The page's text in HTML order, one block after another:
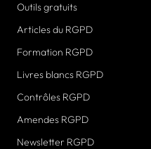
Outils gratuits
Articles du RGPD
Formation RGPD
Livres blancs RGPD
Contrôles RGPD
Amendes RGPD
Newsletter RGPD